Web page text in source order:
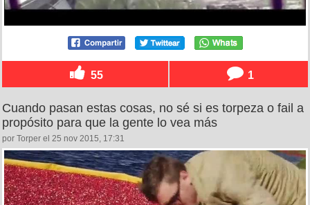
55 1
Cuando pasan estas cosas, no sé si es torpeza o fail a
propósito para que la gente lo vea más
por Torper el 25 nov 2015, 17:31